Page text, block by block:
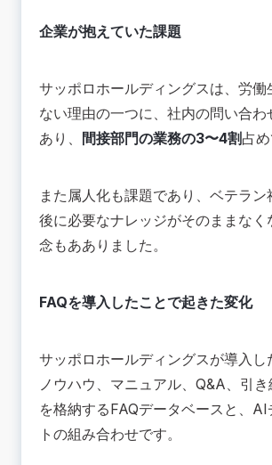
企業が抱えていた課題
サッポロホールディングスは、労働
ない理由の一つに、社内の問い合
あり、 間接部門の業務の3〜4割占め
また属人化も課題であり、ベテラン
後に必要なナレッジがそのままなく
念もあありました。
FAQを導入したことで起きた変化
サッポロホールディングスが導入し
ノウハウ、マニュアル、Q&A、引
を格納するFAQデータベースと、AI
トの組み合わせです。